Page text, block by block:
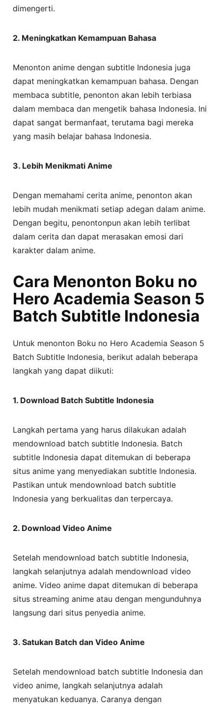
dimengerti.
2. Meningkatkan Kemampuan Bahasa
Menonton anime dengan subtitle Indonesia juga
dapat meningkatkan kemampuan bahasa. Dengan
membaca subtitle, penonton akan lebih terbiasa
dalam membaca dan mengetik bahasa Indonesia. Ini
dapat sangat bermanfaat, terutama bagi mereka
yang masih belajar bahasa Indonesia.
3. Lebih Menikmati Anime
Dengan memahami cerita anime, penonton akan
lebih mudah menikmati setiap adegan dalam anime.
Dengan begitu, penontonpun akan lebih terlibat
dalam cerita dan dapat merasakan emosi dari
karakter dalam anime.
Cara Menonton Boku no
Hero Academia Season 5
Batch Subtitle Indonesia
Untuk menonton Boku no Hero Academia Season 5
Batch Subtitle Indonesia, berikut adalah beberapa
langkah yang dapat diikuti:
1. Download Batch Subtitle Indonesia
Langkah pertama yang harus dilakukan adalah
mendownload batch subtitle Indonesia. Batch
subtitle Indonesia dapat ditemukan di beberapa
situs anime yang menyediakan subtitle Indonesia.
Pastikan untuk mendownload batch subtitle
Indonesia yang berkualitas dan terpercaya.
2. Download Video Anime
Setelah mendownload batch subtitle Indonesia,
langkah selanjutnya adalah mendownload video
anime. Video anime dapat ditemukan di beberapa
situs streaming anime atau dengan mengunduhnya
langsung dari situs penyedia anime.
3. Satukan Batch dan Video Anime
Setelah mendownload batch subtitle Indonesia dan
video anime, langkah selanjutnya adalah
menyatukan keduanya. Caranya dengan